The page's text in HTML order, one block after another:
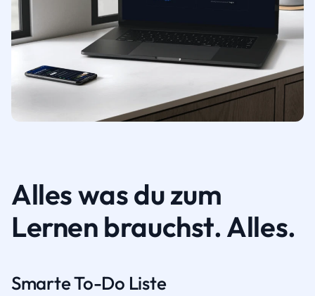
Alles was du zum
Lernen brauchst. Alles.
Smarte To-Do Liste